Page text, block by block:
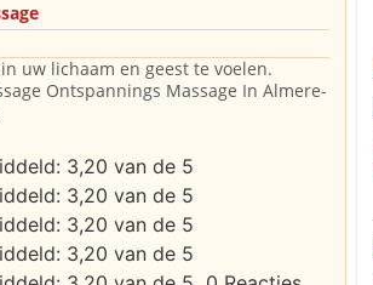
uw lichaam en geest te voelen.
Ontspannings Massage In Almere-